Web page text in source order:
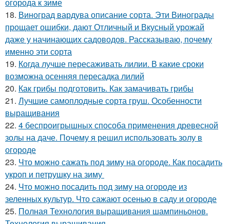
18. Виноград вардува описание сорта. Эти Винограды
прощает ошибки, дают Отличный и Вкусный урожай
даже у начинающих садоводов. Рассказываю, почему
именно эти сорта
19. Когда лучше пересаживать лилии. В какие сроки
возможна осенняя пересадка лилий
20. Как грибы подготовить. Как замачивать грибы
21. Лучшие самоплодные сорта груш. Особенности
выращивания
22. 4 беспроигрышных способа применения древесной
золы на даче. Почему я решил использовать золу в
огороде
23. Что можно сажать под зиму на огороде. Как посадить
укроп и петрушку на зиму
24. Что можно посадить под зиму на огороде из
зеленных культур. Что сажают осенью в саду и огороде
25. Полная Технология выращивания шампиньонов.